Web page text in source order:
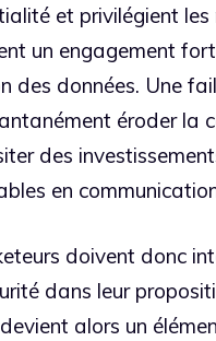
et privilégient les
un engagement
des données. Une
éroder la
des
en
doivent donc
dans leur
alors un